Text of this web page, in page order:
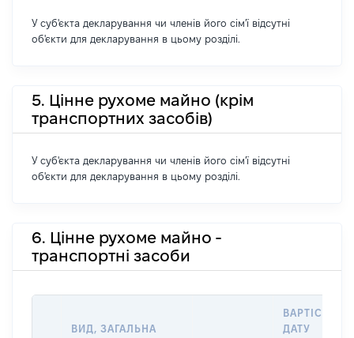
У суб'єкта декларування чи членів його сім'ї відсутні
об'єкти для декларування в цьому розділі.
5. Цінне рухоме майно (крім
транспортних засобів)
У суб'єкта декларування чи членів його сім'ї відсутні
об'єкти для декларування в цьому розділі.
6. Цінне рухоме майно -
транспортні засоби
ВИД, ЗАГАЛЬНА
ВАРТІСТЬ НА
ДАТУ